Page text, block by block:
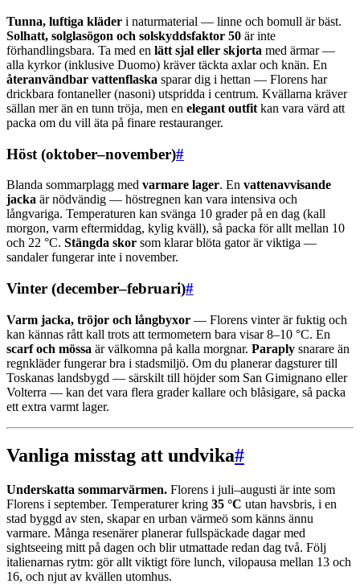
Tunna, luftiga kläder i naturmaterial — linne och bomull är bäst.
Solhatt, solglasögon och solskyddsfaktor 50 är inte
förhandlingsbara. Ta med en lätt sjal eller skjorta med ärmar —
alla kyrkor (inklusive Duomo) kräver täckta axlar och knän. En
återanvändbar vattenflaska sparar dig i hettan — Florens har
drickbara fontaneller (nasoni) utspridda i centrum. Kvällarna kräver
sällan mer än en tunn tröja, men en elegant outfit kan vara värd att
packa om du vill äta på finare restauranger.
Höst (oktober–november)#
Blanda sommarplagg med varmare lager. En vattenavvisande
jacka är nödvändig — höstregnen kan vara intensiva och
långvariga. Temperaturen kan svänga 10 grader på en dag (kall
morgon, varm eftermiddag, kylig kväll), så packa för allt mellan 10
och 22 °C. Stängda skor som klarar blöta gator är viktiga —
sandaler fungerar inte i november.
Vinter (december–februari)#
Varm jacka, tröjor och långbyxor — Florens vinter är fuktig och
kan kännas rått kall trots att termometern bara visar 8–10 °C. En
scarf och mössa är välkomna på kalla morgnar. Paraply snarare än
regnkläder fungerar bra i stadsmiljö. Om du planerar dagsturer till
Toskanas landsbygd — särskilt till höjder som San Gimignano eller
Volterra — kan det vara flera grader kallare och blåsigare, så packa
ett extra varmt lager.
Vanliga misstag att undvika#
Underskatta sommarvärmen. Florens i juli–augusti är inte som
Florens i september. Temperaturer kring 35 °C utan havsbris, i en
stad byggd av sten, skapar en urban värmeö som känns ännu
varmare. Många resenärer planerar fullspäckade dagar med
sightseeing mitt på dagen och blir utmattade redan dag två. Följ
italienarnas rytm: gör allt viktigt före lunch, vilopausa mellan 13 och
16, och njut av kvällen utomhus.